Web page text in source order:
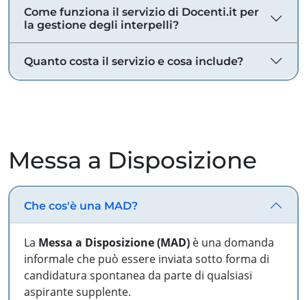
Come funziona il servizio di Docenti.it per
la gestione degli interpelli?
Quanto costa il servizio e cosa include?
Messa a Disposizione
Che cos'è una MAD?
La Messa a Disposizione (MAD) è una domanda
informale che può essere inviata sotto forma di
candidatura spontanea da parte di qualsiasi
aspirante supplente.